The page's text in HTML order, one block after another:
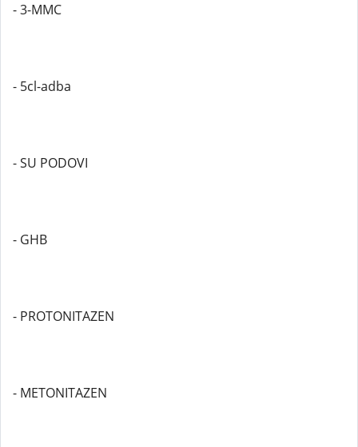
- 3-MMC
- 5cl-adba
- SU PODOVI
- GHB
- PROTONITAZEN
- METONITAZEN